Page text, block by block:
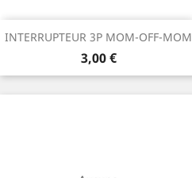
INTERRUPTEUR 3P MOM-OFF-MOM
Prix
3,00 €
Aperçu rapide